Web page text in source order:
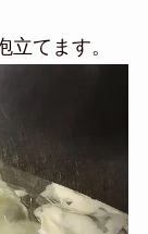
てます。